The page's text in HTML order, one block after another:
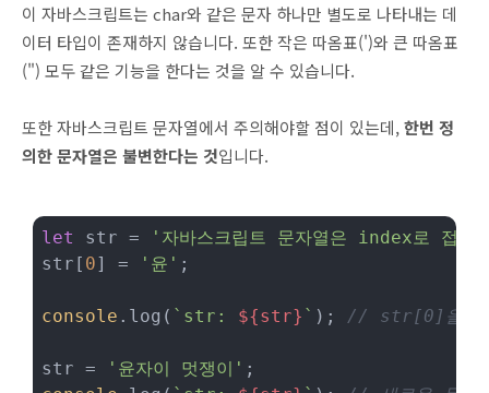
이 자바스크립트는 char와 같은 문자 하나만 별도로 나타내는 데
이터 타입이 존재하지 않습니다. 또한 작은 따옴표(')와 큰 따옴표
(") 모두 같은 기능을 한다는 것을 알 수 있습니다.
또한 자바스크립트 문자열에서 주의해야할 점이 있는데,한번 정
의한 문자열은 불변한다는 것입니다.
let str =
'자바스크립트 문자열은 index로 접
str[ 0] = '윤' ;
console .log( `str: ${str} ` ); // str[0]을 '윤'
str = '윤자이 멋쟁이'